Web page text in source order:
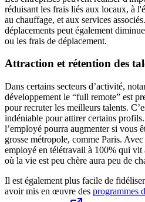
réduisant les frais liés aux locaux, à
au chauffage, et aux services
déplacements peut également
ou les frais de déplacement.
Attraction et rétention des
Dans certains secteurs d’activité,
développement le “full remote” est
pour recruter les meilleurs talents.
indéniable pour attirer certains
l’employé pourra augmenter si vous
grosse métropole, comme Paris.
employé en télétravail à 100% qui vit
où la vie est peu chère aura peu de
Il est également plus facile de
avoir mis en œuvre des programmes